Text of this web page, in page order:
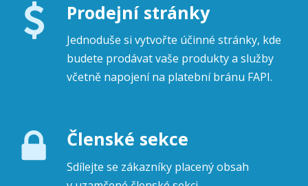
Prodejní stránky
Jednoduše si vytvořte účinné stránky, kde
budete prodávat vaše produkty a služby
včetně napojení na platební bránu FAPI.
Členské sekce
Sdílejte se zákazníky placený obsah